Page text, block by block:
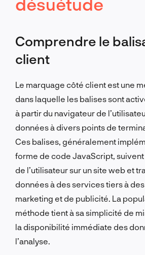
Comprendre le
client
Le marquage côté client est une
dans laquelle les balises sont
à partir du navigateur de
données à divers points de
Ces balises, généralement
forme de code JavaScript,
de l’utilisateur sur un site web et
données à des services tiers à des
marketing et de publicité. La
méthode tient à sa simplicité de
la disponibilité immédiate des
l’analyse.